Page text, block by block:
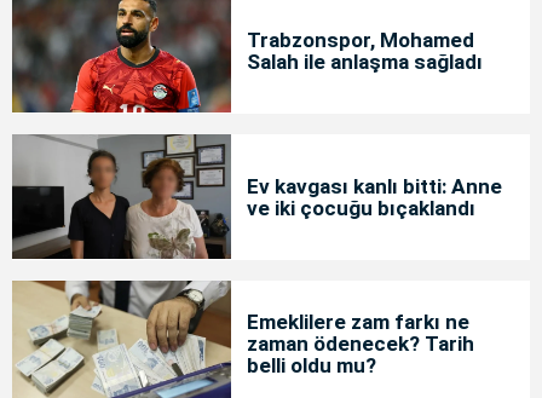
Trabzonspor, Mohamed
Salah ile anlaşma sağladı
Ev kavgası kanlı bitti: Anne
ve iki çocuğu bıçaklandı
Emeklilere zam farkı ne
zaman ödenecek? Tarih
belli oldu mu?